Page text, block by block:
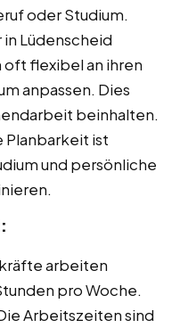
oder Studium.
Lüdenscheid
flexibel an ihren
anpassen. Dies
beinhalten.
Planbarkeit ist
und persönliche
arbeiten
pro Woche.
Arbeitszeiten sind